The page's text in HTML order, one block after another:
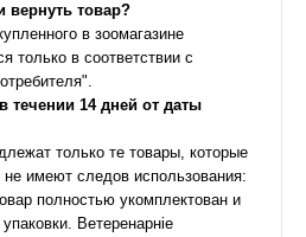
вернуть товар?
в зоомагазине
только в соответствии с
течении 14 дней от даты
только те товары, которые
имеют следов использования:
полностью укомплектован и
Ветеренарніе